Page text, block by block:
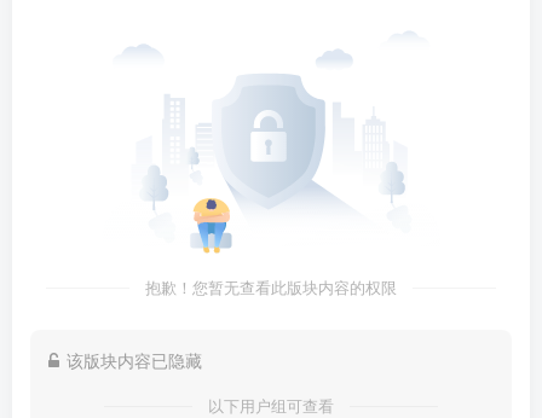
抱歉！您暂无查看此版块内容的权限
该版块内容已隐藏
以下用户组可查看